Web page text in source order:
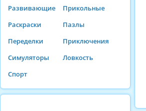
Развивающие
Прикольные
Раскраски
Пазлы
Переделки
Приключения
Симуляторы
Ловкость
Спорт